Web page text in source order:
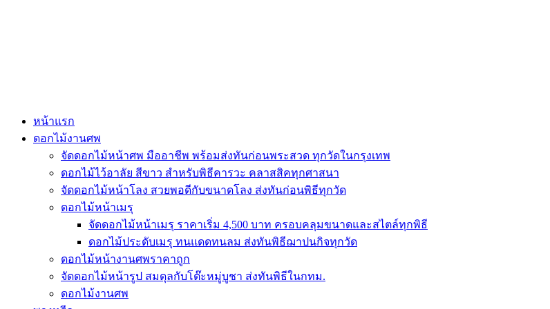
หน้าแรก
ดอกไม้งานศพ
จัดดอกไม้หน้าศพ มืออาชีพ พร้อมส่งทันก่อนพระสวด ทุกวัดในกรุงเทพ
ดอกไม้ไว้อาลัย สีขาว สำหรับพิธีคารวะ คลาสสิคทุกศาสนา
จัดดอกไม้หน้าโลง สวยพอดีกับขนาดโลง ส่งทันก่อนพิธีทุกวัด
ดอกไม้หน้าเมรุ
จัดดอกไม้หน้าเมรุ ราคาเริ่ม 4,500 บาท ครอบคลุมขนาดและสไตล์ทุกพิธี
ดอกไม้ประดับเมรุ ทนแดดทนลม ส่งทันพิธีฌาปนกิจทุกวัด
ดอกไม้หน้างานศพราคาถูก
จัดดอกไม้หน้ารูป สมดุลกับโต๊ะหมู่บูชา ส่งทันพิธีในกทม.
ดอกไม้งานศพ